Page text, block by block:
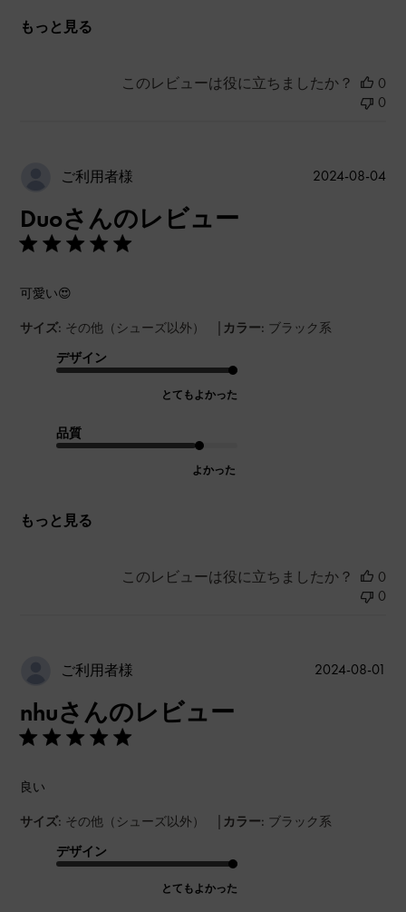
もっと見る
このレビューは役に立ちましたか？
0
0
ご利用者様
Duoさんのレビュー
可愛い😍
サイズ: その他（シューズ以外） | カラー: ブラック系
デザイン
とてもよかった
品質
よかった
もっと見る
公
2024-08-04
このレビューは役に立ちましたか？
0
0
ご利用者様
nhuさんのレビュー
良い
サイズ: その他（シューズ以外） | カラー: ブラック系
デザイン
とてもよかった
2024-08-01